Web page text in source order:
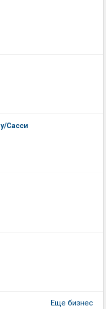
Сасси
Еще бизнес